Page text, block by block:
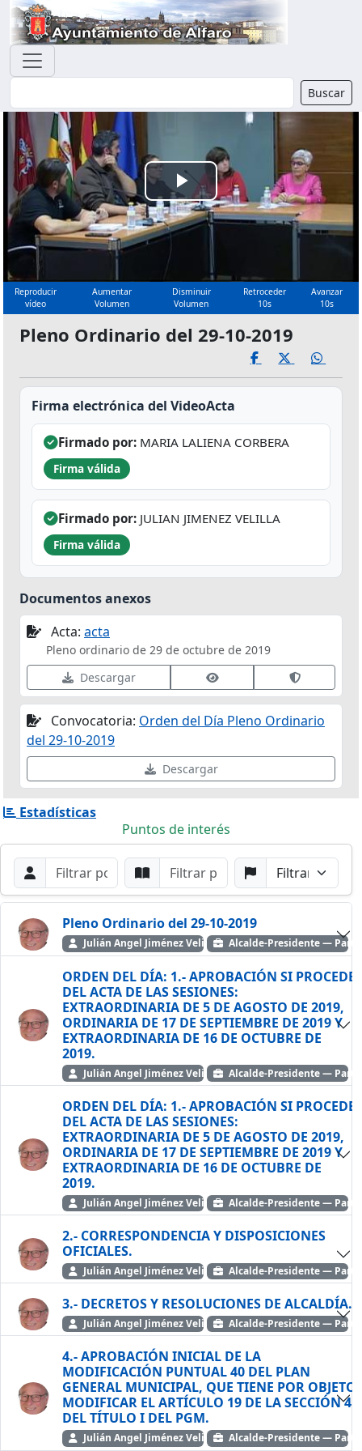
Buscador Buscar
Reproducir
Vídeo
Reproducir
vídeo
Aumentar
Volumen
Disminuir
Volumen
Retroceder
10s
Avanzar
10s
Pleno Ordinario del 29-10-2019
Firma electrónica del VideoActa
Firmado por: MARIA LALIENA CORBERA
Firma válida
Firmado por: JULIAN JIMENEZ VELILLA
Firma válida
Documentos anexos
Acta: acta
Pleno ordinario de 29 de octubre de 2019
Descargar
Ver datos de firmaValidar
Convocatoria: Orden del Día Pleno Ordinario
del 29-10-2019
Descargar
Estadísticas
Puntos de interés
Filtros de búsqueda
Buscar por OradorBuscar por Punto Buscar por Partido
Buscar
Pleno Ordinario del 29-10-2019
Julián Angel Jiménez Velilla Alcalde-Presidente —
ORDEN DEL DÍA: 1.- APROBACIÓN SI PROCEDE
DEL ACTA DE LAS SESIONES:
EXTRAORDINARIA DE 5 DE AGOSTO DE 2019,
ORDINARIA DE 17 DE SEPTIEMBRE DE 2019 Y
EXTRAORDINARIA DE 16 DE OCTUBRE DE
2019.
Julián Angel Jiménez Velilla Alcalde-Presidente —
ORDEN DEL DÍA: 1.- APROBACIÓN SI PROCEDE
DEL ACTA DE LAS SESIONES:
EXTRAORDINARIA DE 5 DE AGOSTO DE 2019,
ORDINARIA DE 17 DE SEPTIEMBRE DE 2019 Y
EXTRAORDINARIA DE 16 DE OCTUBRE DE
2019.
Julián Angel Jiménez Velilla Alcalde-Presidente —
2.- CORRESPONDENCIA Y DISPOSICIONES
OFICIALES.
Julián Angel Jiménez Velilla Alcalde-Presidente —
3.- DECRETOS Y RESOLUCIONES DE ALCALDÍA.
Julián Angel Jiménez Velilla Alcalde-Presidente —
4.- APROBACIÓN INICIAL DE LA
MODIFICACIÓN PUNTUAL 40 DEL PLAN
GENERAL MUNICIPAL, QUE TIENE POR OBJETO
MODIFICAR EL ARTÍCULO 19 DE LA SECCIÓN 4
DEL TÍTULO I DEL PGM.
Julián Angel Jiménez Velilla Alcalde-Presidente —